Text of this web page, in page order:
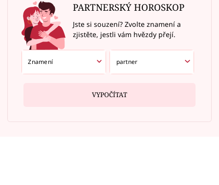
PARTNERSKÝ HOROSKOP
Jste si souzení? Zvolte znamení a
zjistěte, jestli vám hvězdy přejí.
VYPOČÍTAT